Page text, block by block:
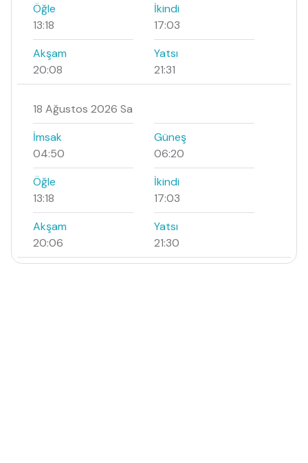
Öğle
13:18
İkindi
17:03
Akşam
20:08
Yatsı
21:31
18 Ağustos 2026 Sa
İmsak
04:50
Güneş
06:20
Öğle
13:18
İkindi
17:03
Akşam
20:06
Yatsı
21:30